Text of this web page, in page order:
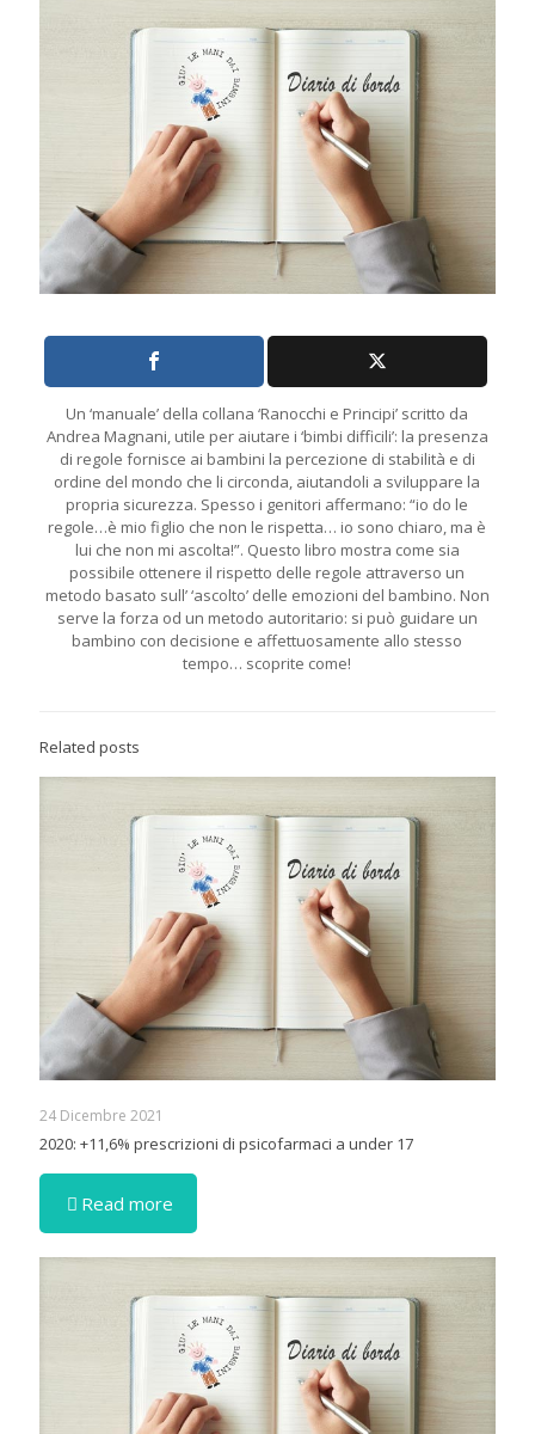
Un ‘manuale’ della collana ‘Ranocchi e Principi’ scritto da
Andrea Magnani, utile per aiutare i ‘bimbi difficili’: la presenza
di regole fornisce ai bambini la percezione di stabilità e di
ordine del mondo che li circonda, aiutandoli a sviluppare la
propria sicurezza. Spesso i genitori affermano: “io do le
regole…è mio figlio che non le rispetta… io sono chiaro, ma è
lui che non mi ascolta!”. Questo libro mostra come sia
possibile ottenere il rispetto delle regole attraverso un
metodo basato sull’ ‘ascolto’ delle emozioni del bambino. Non
serve la forza od un metodo autoritario: si può guidare un
bambino con decisione e affettuosamente allo stesso
tempo… scoprite come!
Related posts
24 Dicembre 2021
2020: +11,6% prescrizioni di psicofarmaci a under 17
Read more